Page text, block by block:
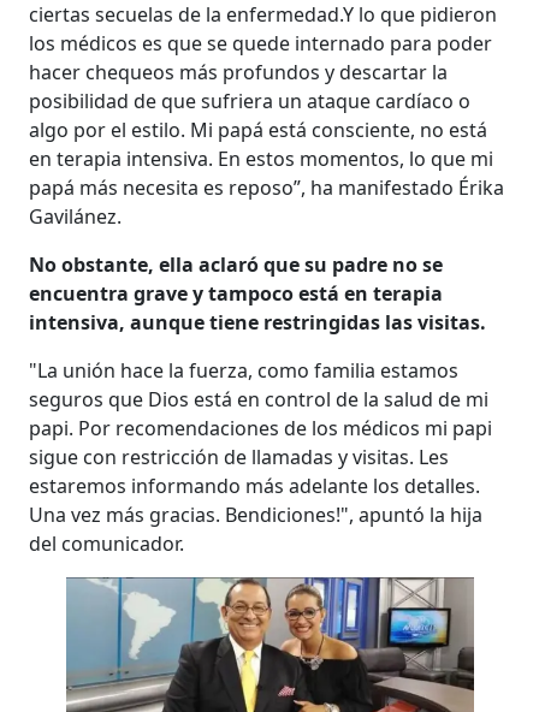
ciertas secuelas de la enfermedad.Y lo que pidieron
los médicos es que se quede internado para poder
hacer chequeos más profundos y descartar la
posibilidad de que sufriera un ataque cardíaco o
algo por el estilo. Mi papá está consciente, no está
en terapia intensiva. En estos momentos, lo que mi
papá más necesita es reposo”, ha manifestado Érika
Gavilánez.
No obstante, ella aclaró que su padre no se
encuentra grave y tampoco está en terapia
intensiva, aunque tiene restringidas las visitas.
"La unión hace la fuerza, como familia estamos
seguros que Dios está en control de la salud de mi
papi. Por recomendaciones de los médicos mi papi
sigue con restricción de llamadas y visitas. Les
estaremos informando más adelante los detalles.
Una vez más gracias. Bendiciones!", apuntó la hija
del comunicador.